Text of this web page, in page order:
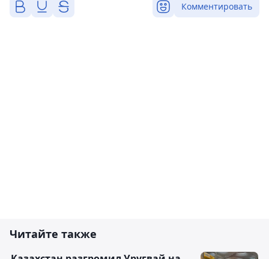
Комментировать
Читайте также